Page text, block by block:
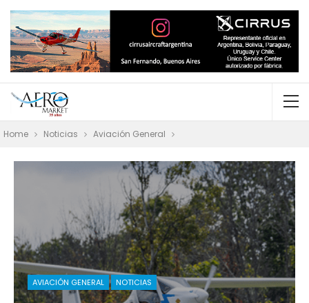
Home Noticias Aviación General
AVIACIÓN GENERAL NOTICIAS